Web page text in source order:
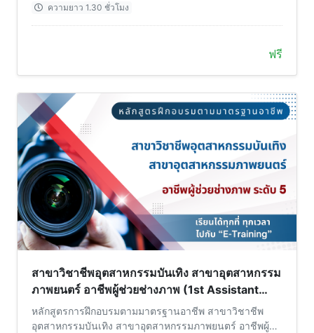
ความยาว 1.30 ชั่วโมง
ฟรี
สาขาวิชาชีพอุตสาหกรรมบันเทิง สาขาอุตสาหกรรม
ภาพยนตร์ อาชีพผู้ช่วยช่างภาพ (1st Assistant
Camera) ระดับ 5
หลักสูตรการฝึกอบรมตามมาตรฐานอาชีพ สาขาวิชาชีพ
อุตสาหกรรมบันเทิง สาขาอุตสาหกรรมภาพยนตร์ อาชีพผู้